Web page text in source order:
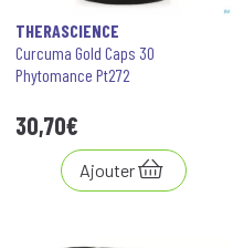
THERASCIENCE
Curcuma Gold Caps 30
Phytomance Pt272
30,70€
Ajouter